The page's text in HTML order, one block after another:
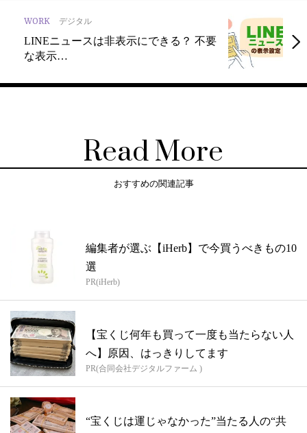
WORK デジタル
LINEニュースは非表示にできる？ 不要
な表示…
Read More
おすすめの関連記事
編集者が選ぶ【iHerb】で今買うべきもの10
選
PR(iHerb)
【宝くじ何年も買って一度も当たらない人
へ】原因、はっきりしてます
PR(合同会社デジタルファーム )
“宝くじは運じゃなかった”当たる人の“共